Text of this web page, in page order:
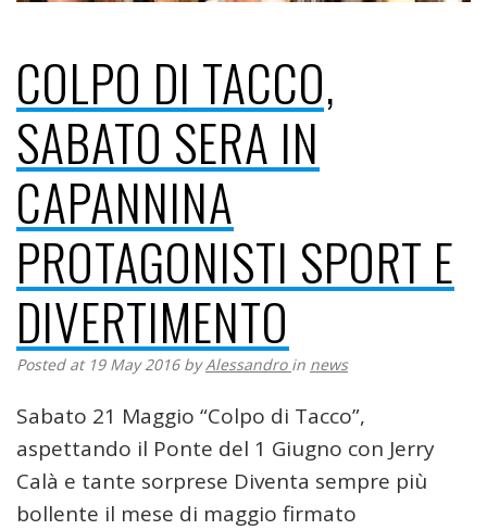
COLPO DI TACCO,
SABATO SERA IN
CAPANNINA
PROTAGONISTI SPORT E
DIVERTIMENTO
Posted at 19 May 2016 byAlessandro in news
Sabato 21 Maggio “Colpo di Tacco”,
aspettando il Ponte del 1 Giugno con Jerry
Calà e tante sorprese Diventa sempre più
bollente il mese di maggio firmato